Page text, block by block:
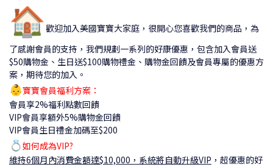
🏠歡迎加入美國寶寶大家庭，很開心您喜歡我們的商品，為
了感謝會員的支持，我們規劃一系列的好康優惠，包含加入會員送
$50購物金、生日送$100購物禮金、購物金回饋及會員專屬的優惠方
案，期待您的加入。
👶寶寶會員福利方案：
會員享2%福利點數回饋
VIP會員享額外5%購物金回饋
VIP會員生日禮金加碼至$200
💍如何成為VIP?
維持6個月內消費金額達$10,000，系統將自動升級VIP ， 超優惠的好